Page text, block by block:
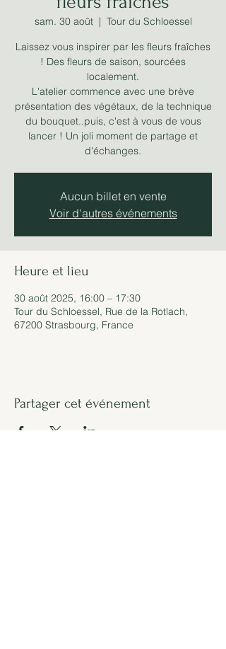
sam. 30 août
  |
Tour du Schloessel
Laissez vous inspirer par les fleurs fraîches
! Des fleurs de saison, sourcées
localement.
L'atelier commence avec une brève
présentation des végétaux, de la technique
du bouquet..puis, c'est à vous de vous
lancer ! Un joli moment de partage et
d'échanges.
Aucun billet en vente
Voir d'autres événements
Heure et lieu
30 août 2025, 16:00 – 17:30
Tour du Schloessel, Rue de la Rotlach,
67200 Strasbourg, France
Partager cet événement